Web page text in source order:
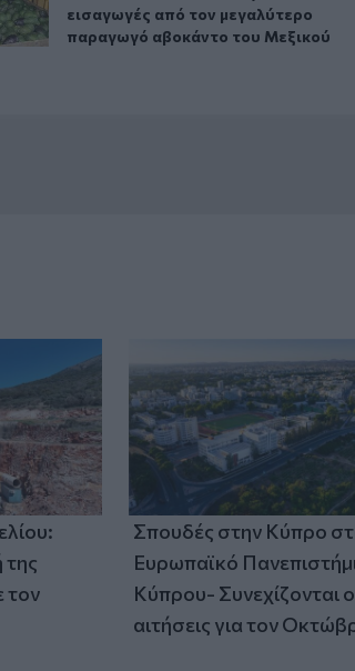
εισαγωγές από τον μεγαλύτερο
παραγωγό αβοκάντο του Μεξικού
τον
Σπουδές στην Κύπρο
Ευρωπαϊκό
Κύπρου- Συνεχίζονται
αιτήσεις για τον